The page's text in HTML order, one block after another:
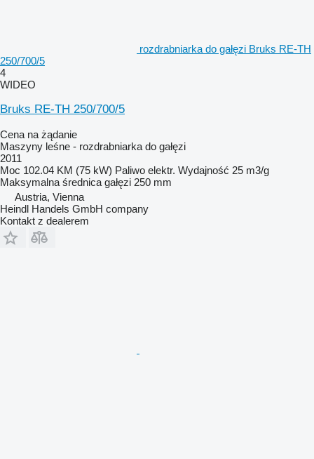
rozdrabniarka do gałęzi Bruks RE-TH
250/700/5
4
WIDEO
Bruks RE-TH 250/700/5
Cena na żądanie
Maszyny leśne - rozdrabniarka do gałęzi
2011
Moc 102.04 KM (75 kW) Paliwo elektr. Wydajność 25 m3/g
Maksymalna średnica gałęzi 250 mm
Austria, Vienna
Heindl Handels GmbH company
Kontakt z dealerem